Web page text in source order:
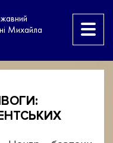
Михайла